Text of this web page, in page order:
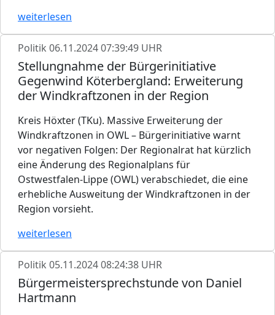
weiterlesen
Politik 06.11.2024 07:39:49 UHR
Stellungnahme der Bürgerinitiative
Gegenwind Köterbergland: Erweiterung
der Windkraftzonen in der Region
Kreis Höxter (TKu). Massive Erweiterung der
Windkraftzonen in OWL – Bürgerinitiative warnt
vor negativen Folgen: Der Regionalrat hat kürzlich
eine Änderung des Regionalplans für
Ostwestfalen-Lippe (OWL) verabschiedet, die eine
erhebliche Ausweitung der Windkraftzonen in der
Region vorsieht.
weiterlesen
Politik 05.11.2024 08:24:38 UHR
Bürgermeistersprechstunde von Daniel
Hartmann